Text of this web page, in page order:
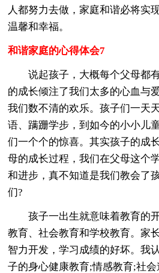
人都努力去做，家庭和谐必将实
温馨和幸福。
和谐家庭的心得体会7
说起孩子，大概每个父母都有
的成长倾注了我们太多的心血与
我们数不清的欢乐。孩子们一天
语、蹒跚学步，到如今的小小儿
们一个个的惊喜。其实孩子的成
母的成长过程，我们在父母这个
和进步，真不知道是我们教会了
们?
孩子一出生就意味着教育的开
教育、社会教育和学校教育。家
智力开发，学习成绩的好坏。我
子的身心健康教育;情感教育;社